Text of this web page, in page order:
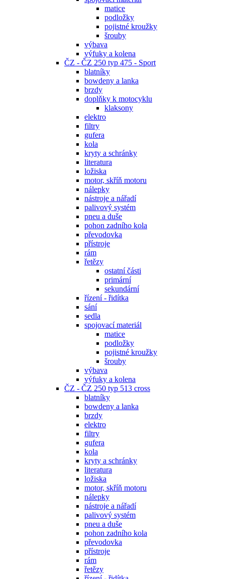
matice
podložky
pojistné kroužky
šrouby
výbava
výfuky a kolena
ČZ - ČZ 250 typ 475 - Sport
blatníky
bowdeny a lanka
brzdy
doplňky k motocyklu
klaksony
elektro
filtry
gufera
kola
kryty a schránky
literatura
ložiska
motor, skříň motoru
nálepky
nástroje a nářadí
palivový systém
pneu a duše
pohon zadního kola
převodovka
přístroje
rám
řetězy
ostatní části
primární
sekundární
řízení - řidítka
sání
sedla
spojovací materiál
matice
podložky
pojistné kroužky
šrouby
výbava
výfuky a kolena
ČZ - ČZ 250 typ 513 cross
blatníky
bowdeny a lanka
brzdy
elektro
filtry
gufera
kola
kryty a schránky
literatura
ložiska
motor, skříň motoru
nálepky
nástroje a nářadí
palivový systém
pneu a duše
pohon zadního kola
převodovka
přístroje
rám
řetězy